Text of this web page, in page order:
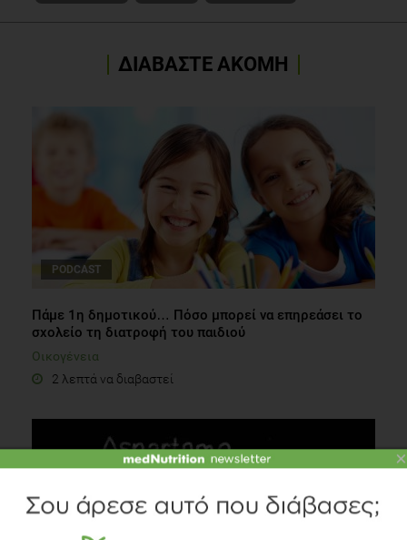
ΔΙΑΒΑΣΤΕ ΑΚΟΜΗ
PODCAST
Πάμε 1η δημοτικού… Πόσο μπορεί να επηρεάσει το
σχολείο τη διατροφή του παιδιού
Οικογένεια
2 λεπτά να διαβαστεί
×